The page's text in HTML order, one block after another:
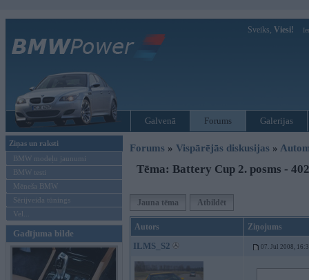
Sveiks, Viesi!
Galvenā Forums Galerijas
Ziņas un raksti
BMW modeļu jaunumi
BMW testi
Mēneša BMW
Sērijveida tūnings
Vel...
Gadījuma bilde
Forums » Vispārējās diskusijas »
Tēma: Battery Cup 2. posms -
Jauna tēma Atbildēt
Autors Ziņojums
ILMS_S2 07. Jul 2008,